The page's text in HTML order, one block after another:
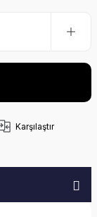
Karşılaştır